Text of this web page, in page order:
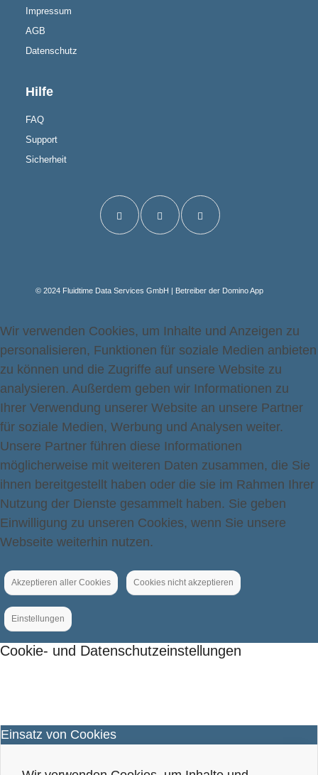
Impressum
AGB
Datenschutz
Hilfe
FAQ
Support
Sicherheit
© 2024 Fluidtime Data Services GmbH | Betreiber der Domino App
Wir verwenden Cookies, um Inhalte und Anzeigen zu
personalisieren, Funktionen für soziale Medien anbieten
zu können und die Zugriffe auf unsere Website zu
analysieren. Außerdem geben wir Informationen zu
Ihrer Verwendung unserer Website an unsere Partner
für soziale Medien, Werbung und Analysen weiter.
Unsere Partner führen diese Informationen
möglicherweise mit weiteren Daten zusammen, die Sie
ihnen bereitgestellt haben oder die sie im Rahmen Ihrer
Nutzung der Dienste gesammelt haben. Sie geben
Einwilligung zu unseren Cookies, wenn Sie unsere
Webseite weiterhin nutzen.
Akzeptieren aller Cookies Cookies nicht akzeptieren
Einstellungen
Cookie- und Datenschutzeinstellungen
Einsatz von Cookies